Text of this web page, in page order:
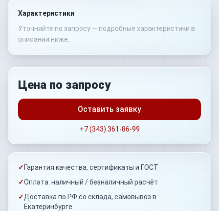
Характеристики
Уточняйте по запросу — подробные характеристики в
описании ниже.
Цена по запросу
Оставить заявку
+7 (343) 361-86-99
✓ Гарантия качества, сертификаты и ГОСТ
✓Оплата: наличный / безналичный расчёт
✓Доставка по РФ со склада, самовывоз в
Екатеринбурге